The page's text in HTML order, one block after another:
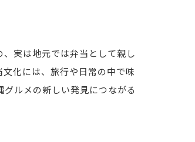
実は地元では弁当として親し
化には、旅行や日常の中で味
ルメの新しい発見につながる